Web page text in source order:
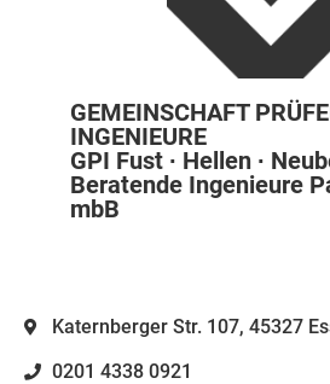
GEMEINSCHAFT
INGENIEURE
GPI Fust ∙ Hellen ∙
Beratende Ingenieure
mbB
Katernberger Str. 107, 45327
0201 4338 0921